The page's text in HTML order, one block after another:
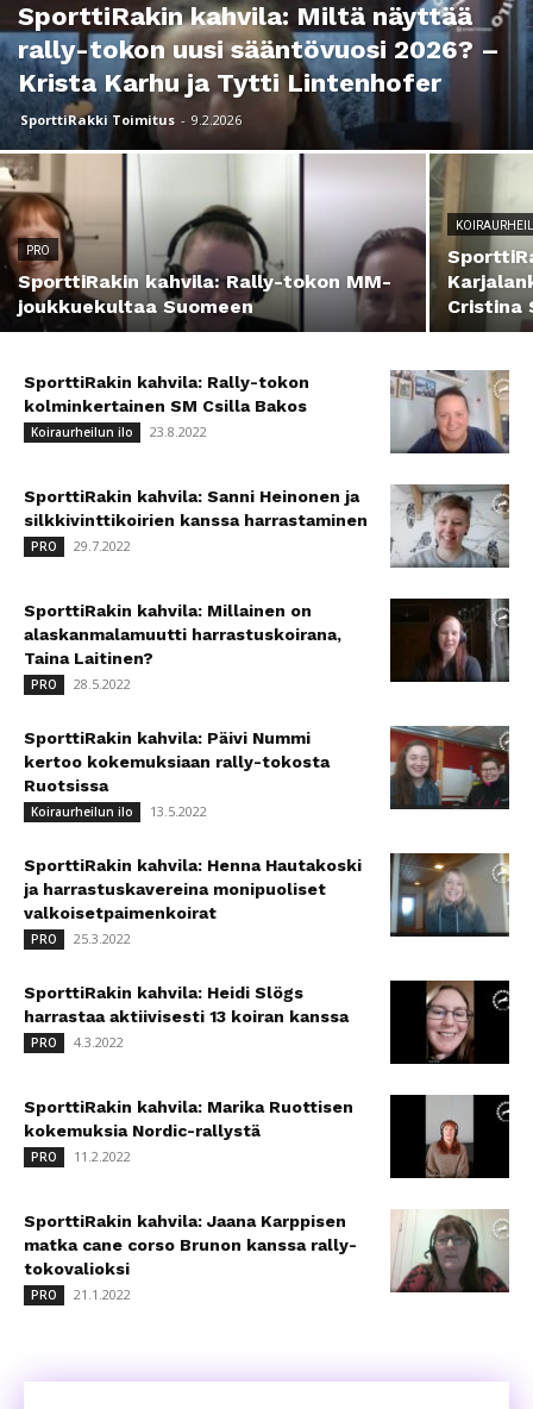
SporttiRakin kahvila: Miltä näyttää
rally-tokon uusi sääntövuosi 2026? –
Krista Karhu ja Tytti Lintenhofer
SporttiRakki Toimitus - 9.2.2026
PRO
SporttiRakin kahvila: Rally-tokon MM-
joukkuekultaa Suomeen
Cristina
SporttiRakin kahvila: Rally-tokon
kolminkertainen SM Csilla Bakos
Koiraurheilun ilo 23.8.2022
SporttiRakin kahvila: Sanni Heinonen ja
silkkivinttikoirien kanssa harrastaminen
PRO 29.7.2022
SporttiRakin kahvila: Millainen on
alaskanmalamuutti harrastuskoirana,
Taina Laitinen?
PRO 28.5.2022
SporttiRakin kahvila: Päivi Nummi
kertoo kokemuksiaan rally-tokosta
Ruotsissa
Koiraurheilun ilo 13.5.2022
SporttiRakin kahvila: Henna Hautakoski
ja harrastuskavereina monipuoliset
valkoisetpaimenkoirat
PRO 25.3.2022
SporttiRakin kahvila: Heidi Slögs
harrastaa aktiivisesti 13 koiran kanssa
PRO 4.3.2022
SporttiRakin kahvila: Marika Ruottisen
kokemuksia Nordic-rallystä
PRO 11.2.2022
SporttiRakin kahvila: Jaana Karppisen
matka cane corso Brunon kanssa rally-
tokovalioksi
PRO 21.1.2022